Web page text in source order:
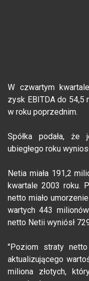
W czwartym
zysk EBITDA do 54,5
w roku poprzednim.
Spółka podała,
ubiegłego roku
Netia miała 191,2
kwartale 2003 roku.
netto miało
wartych 443
netto Netii wyniósł
"Poziom straty
aktualizującego
miliona złotych,